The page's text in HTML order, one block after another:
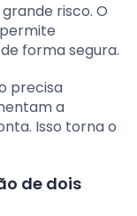
risco. O
forma segura.
precisa
a
Isso torna o
de dois